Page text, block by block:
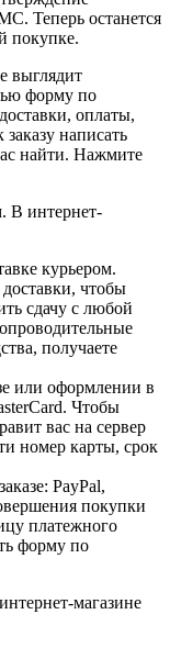
Теперь останется
покупке.
выглядит
форму по
оплаты,
написать
найти. Нажмите
В интернет-
курьером.
чтобы
сдачу с любой
получаете
или оформлении в
Чтобы
вас на сервер
номер карты, срок
PayPal,
покупки
платежного
форму по
магазине